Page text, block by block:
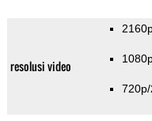
resolusi video